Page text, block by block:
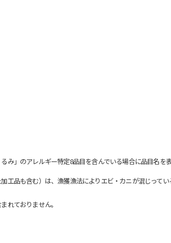
」のアレルギー特定8品目を含んでいる場合に品目名を表
品も含む）は、漁獲漁法によりエビ・カニが混じって
れておりません。